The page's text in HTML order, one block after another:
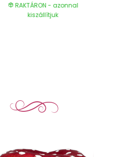
RAKTÁRON - azonnal
kiszállítjuk